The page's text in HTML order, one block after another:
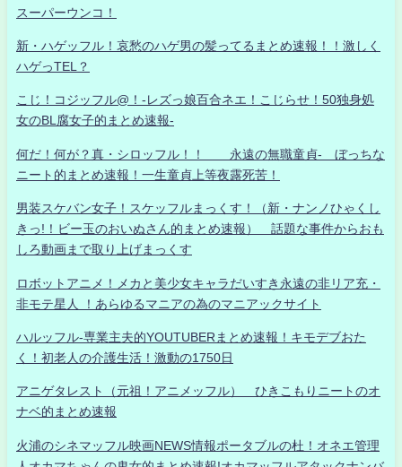
スーパーウンコ！
新・ハゲッフル！哀愁のハゲ男の髪ってるまとめ速報！！激しく
ハゲっTEL？
こじ！コジッフル@！-レズっ娘百合ネエ！こじらせ！50独身処
女のBL腐女子的まとめ速報-
何だ！何が？真・シロッフル！！ 永遠の無職童貞- ぼっちな
ニート的まとめ速報！一生童貞上等夜露死苦！
男装スケバン女子！スケッフルまっくす！（新・ナンノひゃくし
きっ!！ビー玉のおいぬさん的まとめ速報） 話題な事件からおも
しろ動画まで取り上げまっくす
ロボットアニメ！メカと美少女キャラだいすき永遠の非リア充・
非モテ星人 ！あらゆるマニアの為のマニアックサイト
ハルッフル-専業主夫的YOUTUBERまとめ速報！キモデブおた
く！初老人の介護生活！激動の1750日
アニゲタレスト（元祖！アニメッフル） ひきこもりニートのオ
ナベ的まとめ速報
火浦のシネマッフル映画NEWS情報ポータブルの杜！オネエ管理